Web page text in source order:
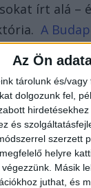
Az Ön
tárolunk és/
dolgozunk fel,
és
szerzett
helyre
Másik
juthat, és
írt alá –
A
már 700
is minket